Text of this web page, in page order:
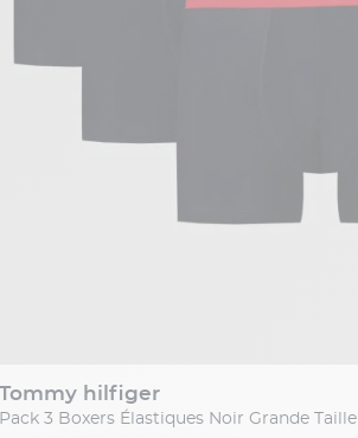
tommy hilfiger
Pack 3 Boxers Élastiques Noir Grande Taille